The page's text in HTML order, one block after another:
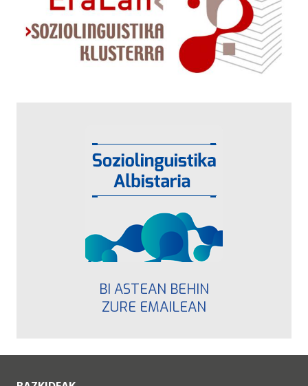
BI ASTEAN BEHIN
ZURE EMAILEAN